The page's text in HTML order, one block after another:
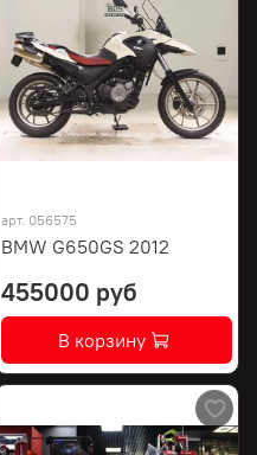
арт. 056575
BMW G650GS 2012
455000 руб
В корзину